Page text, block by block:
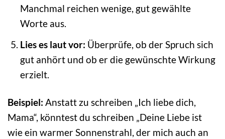
Manchmal reichen wenige, gut gewählte
Worte aus.
Lies es laut vor: Überprüfe, ob der Spruch sich
gut anhört und ob er die gewünschte Wirkung
erzielt.
Beispiel: Anstatt zu schreiben „Ich liebe dich,
Mama“, könntest du schreiben „Deine Liebe ist
wie ein warmer Sonnenstrahl, der mich auch an